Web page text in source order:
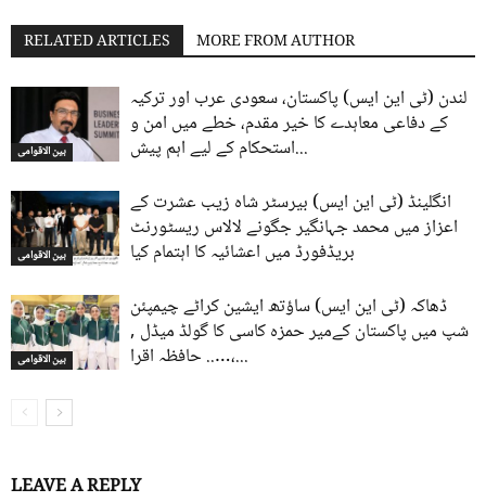
RELATED ARTICLES MORE FROM AUTHOR
بین الاقوامی
لندن (ٹی این ایس) پاکستان، سعودی عرب اور ترکیہ
کے دفاعی معاہدے کا خیر مقدم، خطے میں امن و
استحکام کے لیے اہم پیش...
بین الاقوامی
انگلینڈ (ٹی این ایس) بیرسٹر شاہ زیب عشرت کے
اعزاز میں محمد جہانگیر جگونے لالاس ریسٹورنٹ
بریڈفورڈ میں اعشائیہ کا اہتمام کیا
بین الاقوامی
ڈھاکہ (ٹی این ایس) ساؤتھ ایشین کراٹے چیمپئن
شپ میں پاکستان کےمیر حمزہ کاسی کا گولڈ میڈل ,
….. حافظہ اقرا،...
LEAVE A REPLY